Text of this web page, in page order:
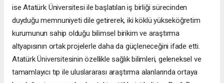
ise Atatürk Üniversitesi ile başlatılan iş birliği sürecinden
duyduğu memnuniyeti dile getirerek, iki köklü yükseköğretim
kurumunun sahip olduğu bilimsel birikim ve araştırma
altyapısının ortak projelerle daha da güçleneceğini ifade etti.
Atatürk Üniversitesinin özellikle sağlık bilimleri, geleneksel ve
tamamlayıcı tıp ile uluslararası araştırma alanlarında ortaya